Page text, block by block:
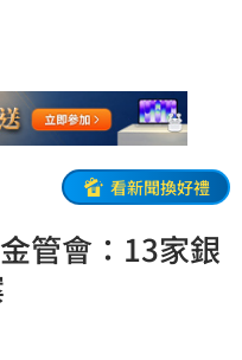
看新聞換好禮
管會：13家銀